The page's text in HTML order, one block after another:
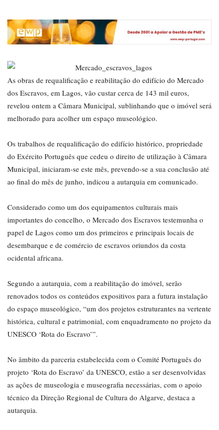
As obras de requalificação e reabilitação do edifício do Mercado
dos Escravos, em Lagos, vão custar cerca de 143 mil euros,
revelou ontem a Câmara Municipal, sublinhando que o imóvel será
melhorado para acolher um espaço museológico.
Os trabalhos de requalificação do edifício histórico, propriedade
do Exército Português que cedeu o direito de utilização à Câmara
Municipal, iniciaram-se este mês, prevendo-se a sua conclusão até
ao final do mês de junho, indicou a autarquia em comunicado.
Considerado como um dos equipamentos culturais mais
importantes do concelho, o Mercado dos Escravos testemunha o
papel de Lagos como um dos primeiros e principais locais de
desembarque e de comércio de escravos oriundos da costa
ocidental africana.
Segundo a autarquia, com a reabilitação do imóvel, serão
renovados todos os conteúdos expositivos para a futura instalação
do espaço museológico, “um dos projetos estruturantes na vertente
histórica, cultural e patrimonial, com enquadramento no projeto da
UNESCO ‘Rota do Escravo’”.
No âmbito da parceria estabelecida com o Comité Português do
projeto ‘Rota do Escravo’ da UNESCO, estão a ser desenvolvidas
as ações de museologia e museografia necessárias, com o apoio
técnico da Direção Regional de Cultura do Algarve, destaca a
autarquia.